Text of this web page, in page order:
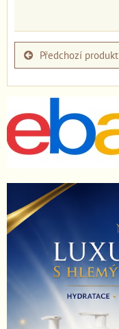
Předchozí produkt